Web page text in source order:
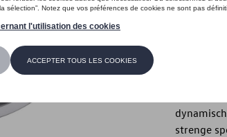
Introductie
Een
strenge